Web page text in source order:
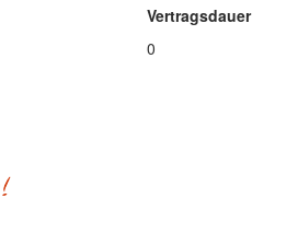
Vertragsdauer
0